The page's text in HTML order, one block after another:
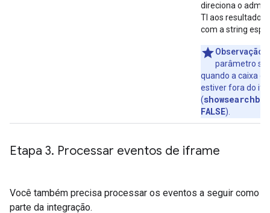
direciona o
TI aos resultados
com a string
Observação
parâmetro
quando a caixa
estiver fora do
(
FALSE).
Etapa 3. Processar eventos de iframe
Você também precisa processar os eventos a seguir como
parte da integração.